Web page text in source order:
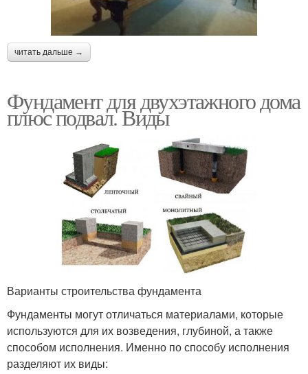
читать дальше →
Фундамент для двухэтажного дома
плюс подвал. Виды
Варианты строительства фундамента
Фундаменты могут отличаться материалами, которые
используются для их возведения, глубиной, а также
способом исполнения. Именно по способу исполнения
разделяют их виды: